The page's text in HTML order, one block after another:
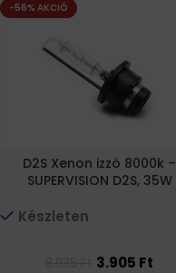
-56% AKCIÓ
D2S Xenon izzó 8000k –
SUPERVISION D2S, 35W
Készleten
3.905 Ft